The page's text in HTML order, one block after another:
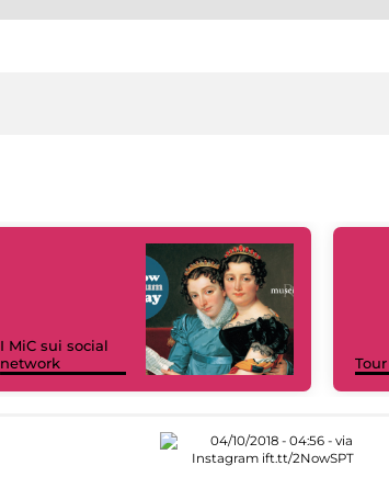
I MiC sui social
network